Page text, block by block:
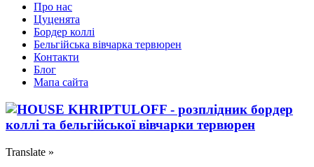
Про нас
Цуценята
Бордер коллі
Бельгійська вівчарка тервюрен
Контакти
Блог
Мапа сайта
Translate »